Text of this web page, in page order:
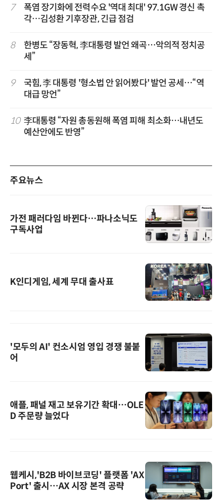
7
폭염 장기화에 전력수요 '역대 최대' 97.1GW 경신 촉
각…김성환 기후장관, 긴급 점검
8
한병도 “장동혁, 李대통령 발언 왜곡…악의적 정치공
세”
9
국힘, 李 대통령 '형소법 안 읽어봤다' 발언 공세…“역
대급 망언”
10 李대통령 “자원 총동원해 폭염 피해 최소화…내년도
예산안에도 반영”
주요뉴스
가전 패러다임 바뀐다…파나소닉도
구독사업
K인디게임, 세계 무대 출사표
'모두의 AI' 컨소시엄 영입 경쟁 불붙
어
애플, 패널 재고 보유기간 확대…OLE
D 주문량 늘었다
웹케시,'B2B 바이브코딩' 플랫폼 'AX
Port' 출시…AX 시장 본격 공략